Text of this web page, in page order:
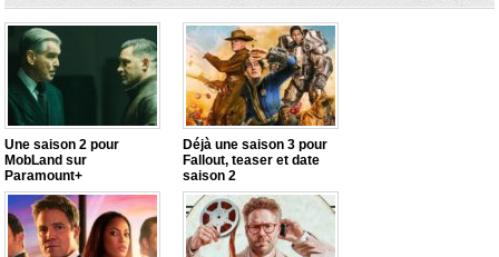
Une saison 2 pour
MobLand sur
Paramount+
Déjà une saison 3 pour
Fallout, teaser et date
saison 2